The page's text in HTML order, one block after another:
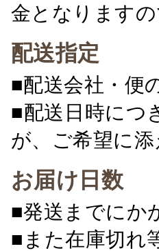
金となります
配送指定
■配送会社・便
■配送日時につ
が、ご希望に
お届け日数
■発送までにか
■また在庫切れ